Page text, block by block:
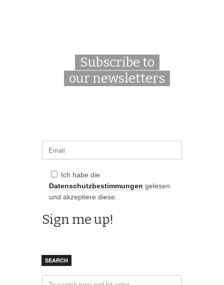
Subscribe to
our newsletters
Ich habe die
Datenschutzbestimmungen gelesen
und akzeptiere diese.
SEARCH